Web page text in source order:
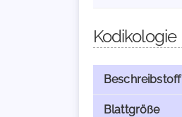
Kodikologie
Beschreibstoff
Blattgröße